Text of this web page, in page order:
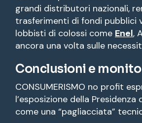
grandi distributori nazionali,
trasferimenti di fondi pubblici
lobbisti di colossi come Enel,
ancora una volta sulle
Conclusioni e
CONSUMERISMO no profit
l’esposizione della
come una “pagliacciata”